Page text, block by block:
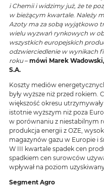
i Chemii i widzimy już, że te
w bieżącym kwartale. Należy
Azoty ma za sobą wyjątkowo
wielu wyzwań rynkowych w
wszystkich europejskich
odzwierciedlenie w wynikach
roku– mówi Marek
S.A.
Koszty mediów
były wyższe niż przed rokiem.
większość okresu
istotnie wyższym niż poza
w porównaniu z niestabilnym
produkcja energii z OZE,
magazynów gazu w Europie i
W III kwartale spadek cen
spadkiem cen surowców
wpływał na poziom
Segment Agro